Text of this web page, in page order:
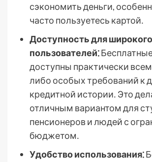
сэкономить деньги,
часто пользуетесь картой․
Доступность для
пользователей⁚
доступны практически
либо особых требований к
кредитной истории․ Это
отличным вариантом для
пенсионеров и людей с
бюджетом․
Удобство использования⁚